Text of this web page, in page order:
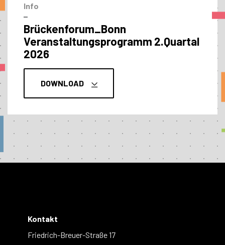
Info
–
Brückenforum_Bonn
Veranstaltungs­programm 2.Quartal
2026
DOWNLOAD
Kontakt
Friedrich-Breuer-Straße 17